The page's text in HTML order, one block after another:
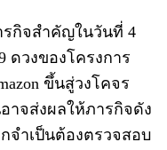
รกิจสำคัญในวันที่ 4
ดวงของโครงการ
ขึ้นสู่วงโคจร
าจส่งผลให้ภารกิจดัง
จำเป็นต้องตรวจสอบ